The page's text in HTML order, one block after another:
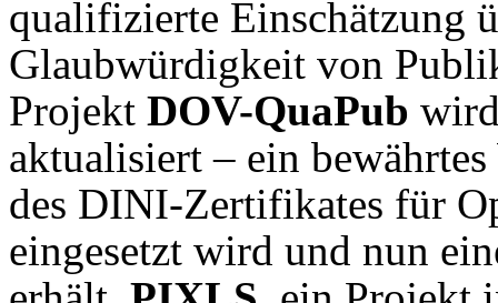
qualifizierte Einschätzung
Glaubwürdigkeit von
Projekt DOV-QuaPub
aktualisiert – ein
des DINI-Zertifikates für
eingesetzt wird und nun